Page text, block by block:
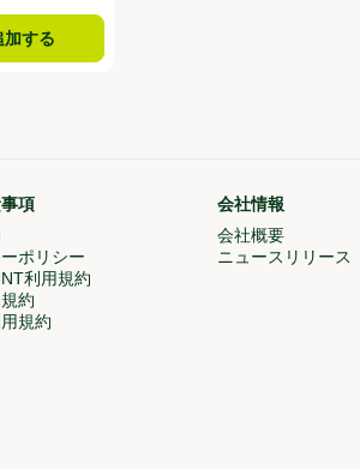
加する
項
ポリシー
利用規約
約
規約
会社情報
会社概要
ニュースリリース